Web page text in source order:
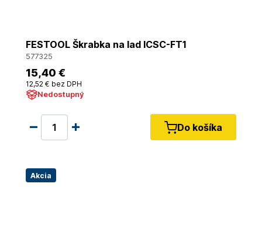
FESTOOL Škrabka na lad ICSC-FT1
577325
15,40 €
12,52 € bez DPH
Nedostupný
Do košíka
Akcia